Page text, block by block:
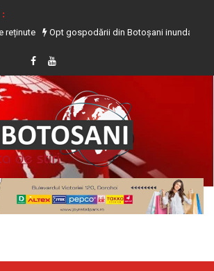
:
Opt gospodării din Botoșani inundate în urma